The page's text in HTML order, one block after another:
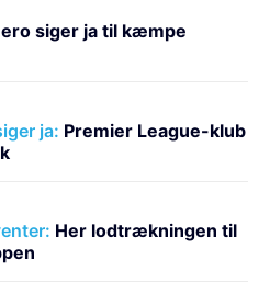
siger ja til kæmpe
ja: Premier League-klub
Her lodtrækningen til